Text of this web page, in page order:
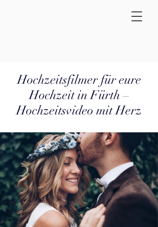
Hochzeitsfilmer für eure
Hochzeit in Fürth –
Hochzeitsvideo mit Herz